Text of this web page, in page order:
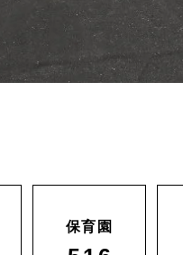
保育園